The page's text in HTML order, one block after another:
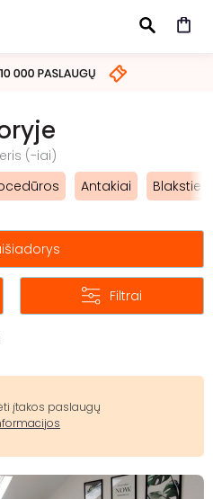
IEŠKOTI
(-iai)
Antakiai
Filtrai
įtakos paslaugų